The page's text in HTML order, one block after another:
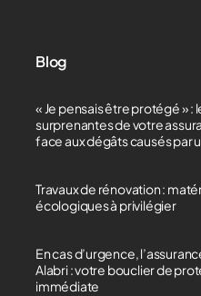
Blog
« Je pensais être protégé » :
surprenantes de votre
face aux dégâts causés par
Travaux de rénovation :
écologiques à privilégier
En cas d’urgence,
Alabri : votre bouclier de
immédiate